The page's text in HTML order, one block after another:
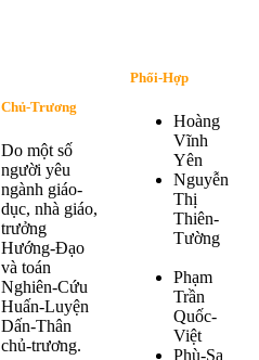
Chủ-Trương
Do một số
người yêu
ngành giáo-
dục, nhà giáo,
trưởng
Hướng-Đạo
và toán
Nghiên-Cứu
Huấn-Luyện
Dấn-Thân
chủ-trương.
Phối-Hợp
Hoàng
Vĩnh
Yên
Nguyễn
Thị
Thiên-
Tường
Phạm
Trần
Quốc-
Việt
Phù-Sa